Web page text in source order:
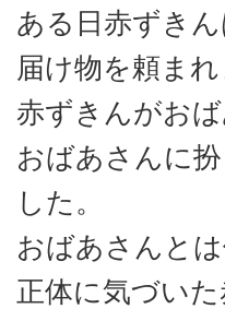
ある日赤ずき
届け物を頼まれ
赤ずきんがお
おばあさんに
した。
おばあさんと
正体に気づい